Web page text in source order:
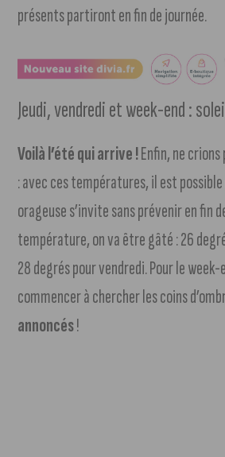
présents partiront en fin de journée.
Jeudi, vendredi et week-end :
Voilà l’été qui arrive !Enfin, ne
: avec ces températures, il est possible
orageuse s’invite sans prévenir en fin
température, on va être gâté : 26
28 degrés pour vendredi. Pour le
commencer à chercher les coins
annoncés!